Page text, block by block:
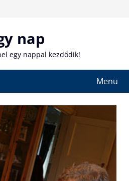
nap
egy nappal kezdődik!
Menu